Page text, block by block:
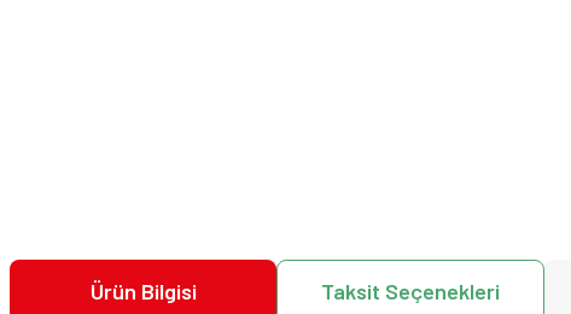
Ürün Bilgisi Taksit Seçenekleri